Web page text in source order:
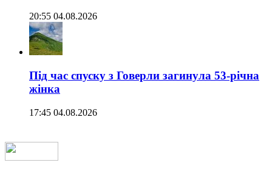
20:55 04.08.2026
Під час спуску з Говерли загинула 53-річна
жінка
17:45 04.08.2026